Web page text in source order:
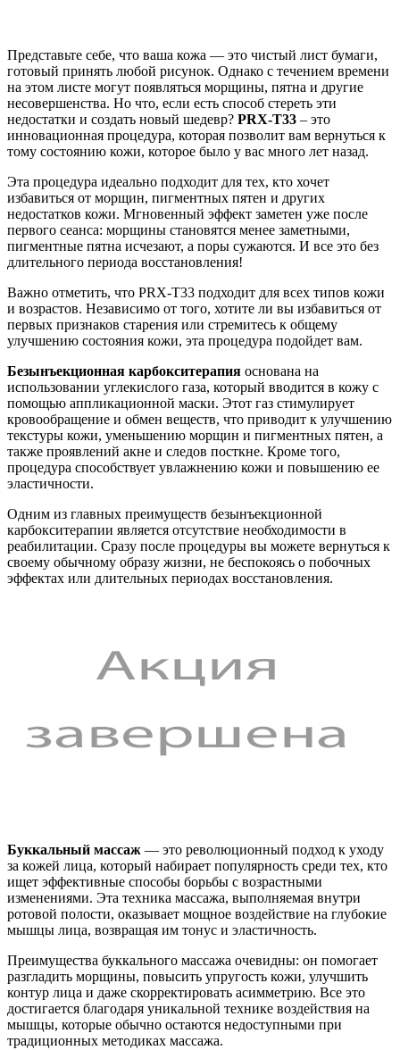
Представьте себе, что ваша кожа — это чистый лист бумаги,
готовый принять любой рисунок. Однако с течением времени
на этом листе могут появляться морщины, пятна и другие
несовершенства. Но что, если есть способ стереть эти
недостатки и создать новый шедевр? PRX-T33 – это
инновационная процедура, которая позволит вам вернуться к
тому состоянию кожи, которое было у вас много лет назад.
Эта процедура идеально подходит для тех, кто хочет
избавиться от морщин, пигментных пятен и других
недостатков кожи. Мгновенный эффект заметен уже после
первого сеанса: морщины становятся менее заметными,
пигментные пятна исчезают, а поры сужаются. И все это без
длительного периода восстановления!
Важно отметить, что PRX-T33 подходит для всех типов кожи
и возрастов. Независимо от того, хотите ли вы избавиться от
первых признаков старения или стремитесь к общему
улучшению состояния кожи, эта процедура подойдет вам.
Безынъекционная карбокситерапия основана на
использовании углекислого газа, который вводится в кожу с
помощью аппликационной маски. Этот газ стимулирует
кровообращение и обмен веществ, что приводит к улучшению
текстуры кожи, уменьшению морщин и пигментных пятен, а
также проявлений акне и следов посткне. Кроме того,
процедура способствует увлажнению кожи и повышению ее
эластичности.
Одним из главных преимуществ безынъекционной
карбокситерапии является отсутствие необходимости в
реабилитации. Сразу после процедуры вы можете вернуться к
своему обычному образу жизни, не беспокоясь о побочных
эффектах или длительных периодах восстановления.
Буккальный массаж — это революционный подход к уходу
за кожей лица, который набирает популярность среди тех, кто
ищет эффективные способы борьбы с возрастными
изменениями. Эта техника массажа, выполняемая внутри
ротовой полости, оказывает мощное воздействие на глубокие
мышцы лица, возвращая им тонус и эластичность.
Преимущества буккального массажа очевидны: он помогает
разгладить морщины, повысить упругость кожи, улучшить
контур лица и даже скорректировать асимметрию. Все это
достигается благодаря уникальной технике воздействия на
мышцы, которые обычно остаются недоступными при
традиционных методиках массажа.